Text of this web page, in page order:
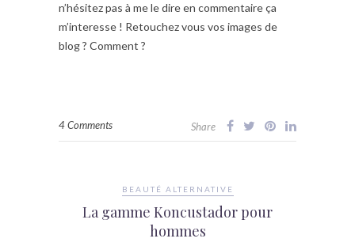
n’hésitez pas à me le dire en commentaire ça
m’interesse ! Retouchez vous vos images de
blog ? Comment ?
4 Comments Share
BEAUTÉ ALTERNATIVE
La gamme Koncustador pour
hommes